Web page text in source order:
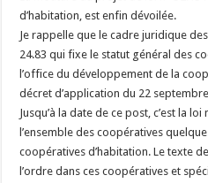
d’habitation, est enfin dévoilée.
Je rappelle que le cadre juridique
24.83 qui fixe le statut général des
l’office du développement de la
décret d’application du 22
Jusqu’à la date de ce post, c’est la loi
l’ensemble des coopératives
coopératives d’habitation. Le texte
l’ordre dans ces coopératives et